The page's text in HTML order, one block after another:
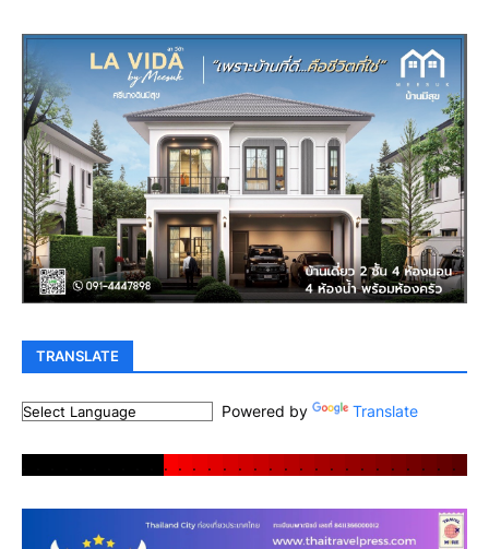
TRANSLATE
Powered by Translate
. . . . . . . . . . . . . . . . . . . .